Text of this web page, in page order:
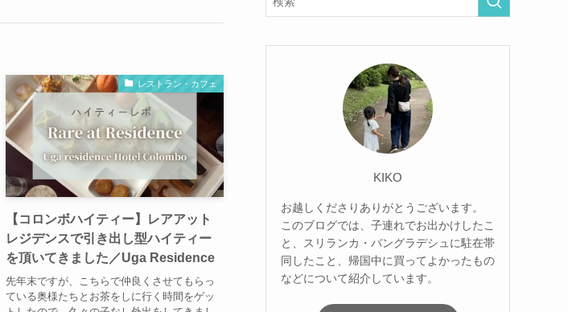
レストラン・カフェ
【コロンボハイティー】レアアット
レジデンスで引き出し型ハイティー
を頂いてきました／Uga Residence
先年末ですが、こちらで仲良くさせてもらっ
ている奥様たちとお茶をしに行く時間をゲッ
KIKO
お越しくださりありがとうございます。
このブログでは、子連れでお出かけしたこ
と、スリランカ・バングラデシュに駐在帯
同したこと、帰国中に買ってよかったもの
などについて紹介しています。